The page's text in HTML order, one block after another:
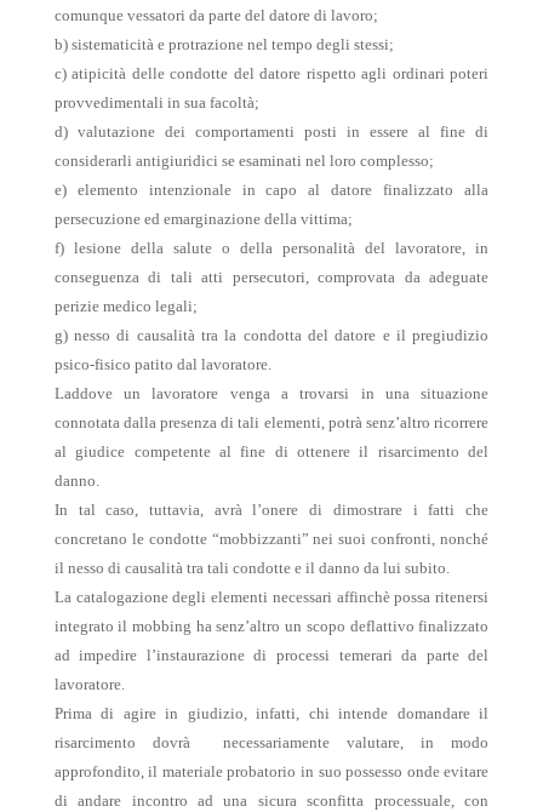
comunque vessatori da parte del datore di lavoro;
b) sistematicità e protrazione nel tempo degli stessi;
c) atipicità delle condotte del datore rispetto agli ordinari poteri
provvedimentali in sua facoltà;
d) valutazione dei comportamenti posti in essere al fine di
considerarli antigiuridici se esaminati nel loro complesso;
e) elemento intenzionale in capo al datore finalizzato alla
persecuzione ed emarginazione della vittima;
f) lesione della salute o della personalità del lavoratore, in
conseguenza di tali atti persecutori, comprovata da adeguate
perizie medico legali;
g) nesso di causalità tra la condotta del datore e il pregiudizio
psico-fisico patito dal lavoratore.
Laddove un lavoratore venga a trovarsi in una situazione
connotata dalla presenza di tali elementi, potrà senz’altro ricorrere
al giudice competente al fine di ottenere il risarcimento del
danno.
In tal caso, tuttavia, avrà l’onere di dimostrare i fatti che
concretano le condotte “mobbizzanti” nei suoi confronti, nonché
il nesso di causalità tra tali condotte e il danno da lui subito.
La catalogazione degli elementi necessari affinchè possa ritenersi
integrato il mobbing ha senz’altro un scopo deflattivo finalizzato
ad impedire l’instaurazione di processi temerari da parte del
lavoratore.
Prima di agire in giudizio, infatti, chi intende domandare il
risarcimento dovrà necessariamente valutare, in modo
approfondito, il materiale probatorio in suo possesso onde evitare
di andare incontro ad una sicura sconfitta processuale, con